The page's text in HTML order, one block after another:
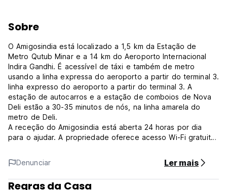
Sobre
O Amigosindia está localizado a 1,5 km da Estação de
Metro Qutub Minar e a 14 km do Aeroporto Internacional
Indira Gandhi. É acessível de táxi e também de metro
usando a linha expressa do aeroporto a partir do terminal 3.
linha expresso do aeroporto a partir do terminal 3. A
estação de autocarros e a estação de comboios de Nova
Deli estão a 30-35 minutos de nós, na linha amarela do
metro de Deli.
A receção do Amigosindia está aberta 24 horas por dia
para o ajudar. A propriedade oferece acesso Wi-Fi gratuito
quartos privados e dormitórios com ar condicionado. Os
viajantes podem sempre relaxar no nosso jardim no último
piso. Um frigorífico é fornecido em cada andar e um micro-
ondas na área de refeições. Fornecemos comida indiana
Denunciar Ler mais
Regras da Casa